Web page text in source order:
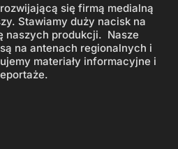
się firmą medialną
Stawiamy duży nacisk na
naszych produkcji. Nasze
na antenach regionalnych i
materiały informacyjne i